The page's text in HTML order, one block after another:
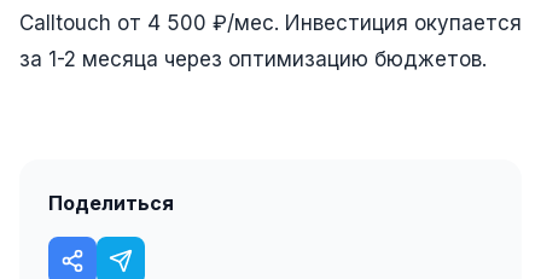
+ ещё 6 услуг
Telegram
YouTube
Calltouch от 4 500 ₽/мес. Инвестиция окупается
за 1-2 месяца через оптимизацию бюджетов.
Поделиться